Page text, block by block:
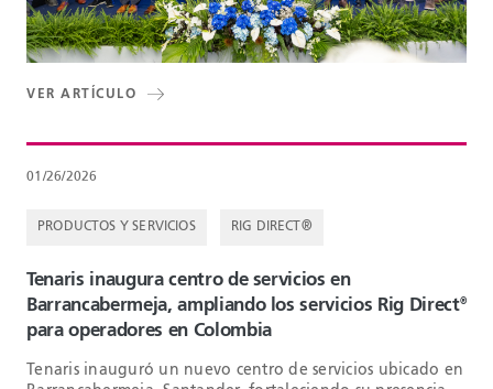
VER ARTÍCULO
01/26/2026
PRODUCTOS Y SERVICIOS RIG DIRECT®
Tenaris inaugura centro de servicios en
Barrancabermeja, ampliando los servicios Rig Direct®
para operadores en Colombia
Tenaris inauguró un nuevo centro de servicios ubicado en